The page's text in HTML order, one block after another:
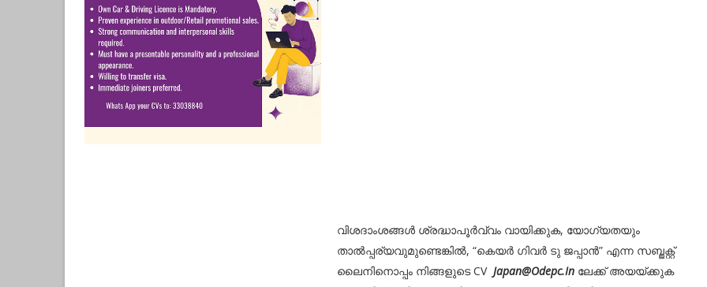
വിശദാംശങ്ങൾ ശ്രദ്ധാപൂർവ്വം വായിക്കുക, യോഗ്യതയും
താൽപ്പര്യവുമുണ്ടെങ്കിൽ, “കെയർ ഗിവർ ടു ജപ്പാൻ” എന്ന സബ്ജക്റ്റ്
ലൈനിനൊപ്പം നിങ്ങളുടെ CV Japan@Odepc.In ലേക്ക് അയയ്ക്കുക